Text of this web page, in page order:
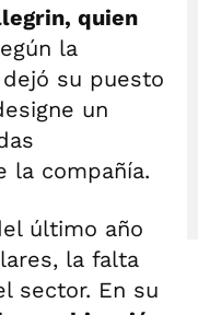
quien
la
su puesto
un
la compañía.
último año
la falta
sector. En su